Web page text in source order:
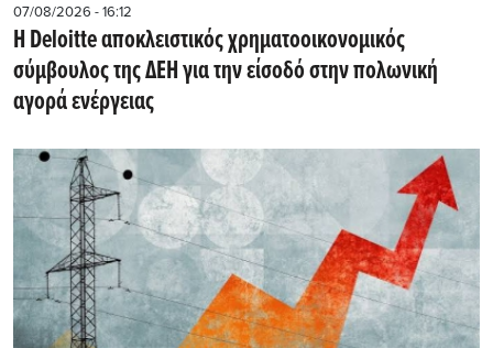
07/08/2026 - 16:12
Η Deloitte αποκλειστικός χρηματοοικονομικός
σύμβουλος της ΔΕΗ για την είσοδό στην πολωνική
αγορά ενέργειας